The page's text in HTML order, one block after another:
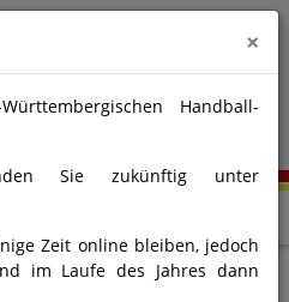
×
Handball-
Sie zukünftig unter
Zeit online bleiben, jedoch
im Laufe des Jahres dann